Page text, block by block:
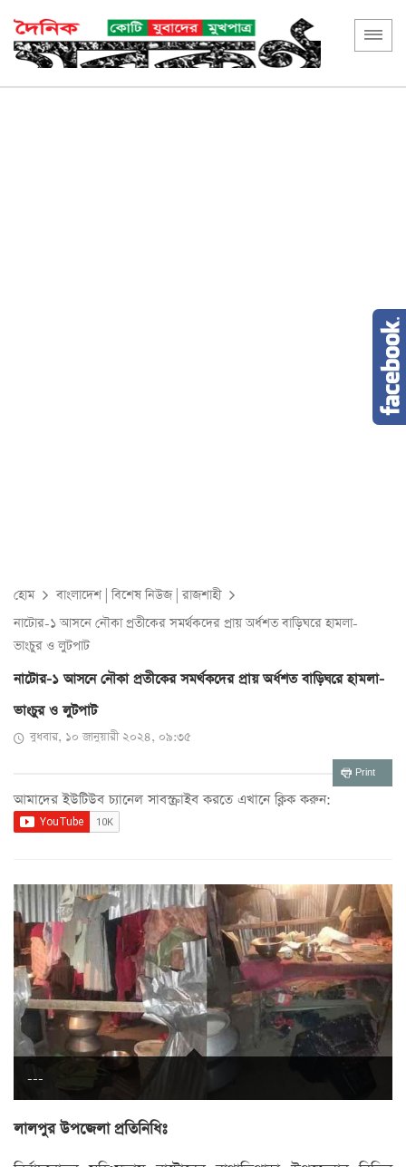
হোম বাংলাদেশ|বিশেষ নিউজ|রাজশাহী
নাটোর-১ আসনে নৌকা প্রতীকের সমর্থকদের প্রায় অর্ধশত বাড়িঘরে হামলা-
ভাংচুর ও লুটপাট
নাটোর-১ আসনে নৌকা প্রতীকের সমর্থকদের প্রায় অর্ধশত বাড়িঘরে হামলা-
ভাংচুর ও লুটপাট
বুধবার, ১০ জানুয়ারী ২০২৪, ০৯:৩৫
Print
আমাদের ইউটিউব চ্যানেল সাবস্ক্রাইব করতে এখানে ক্লিক করুন:
---
লালপুর উপজেলা প্রতিনিধিঃ